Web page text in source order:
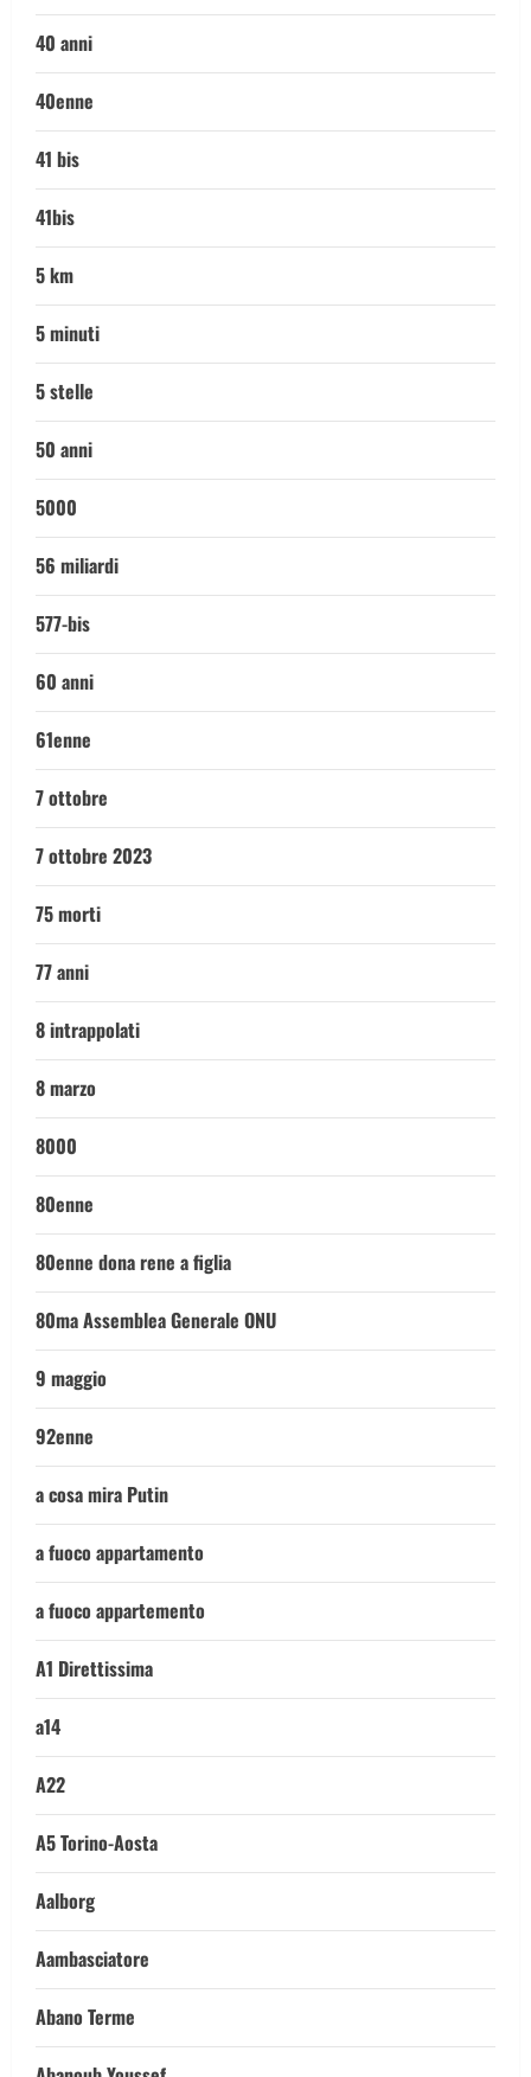
40 anni
40enne
41 bis
41bis
5 km
5 minuti
5 stelle
50 anni
5000
56 miliardi
577-bis
60 anni
61enne
7 ottobre
7 ottobre 2023
75 morti
77 anni
8 intrappolati
8 marzo
8000
80enne
80enne dona rene a figlia
80ma Assemblea Generale ONU
9 maggio
92enne
a cosa mira Putin
a fuoco appartamento
a fuoco appartemento
A1 Direttissima
a14
A22
A5 Torino-Aosta
Aalborg
Aambasciatore
Abano Terme